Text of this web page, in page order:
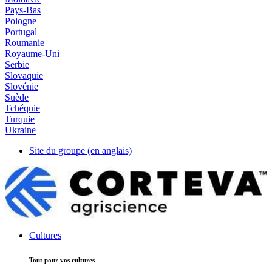
Pays-Bas
Pologne
Portugal
Roumanie
Royaume-Uni
Serbie
Slovaquie
Slovénie
Suède
Tchéquie
Turquie
Ukraine
Site du groupe (en anglais)
Cultures
Tout pour vos cultures